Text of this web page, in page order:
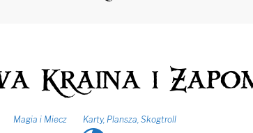
Kraina i
Magia i Miecz Karty, Plansza, Skogtroll